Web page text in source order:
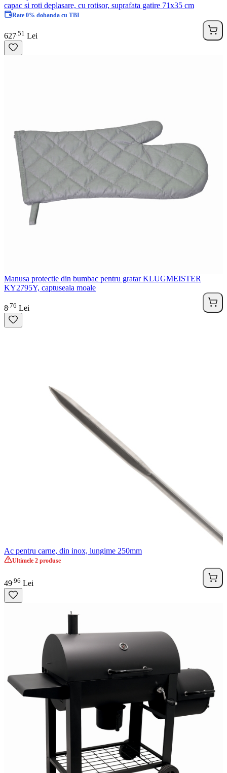
capac si roti deplasare, cu rotisor, suprafata gatire 71x35 cm
Rate 0% dobanda cu TBI
627 51 Lei
Manusa protectie din bumbac pentru gratar KLUGMEISTER
KY2795Y, captuseala moale
8 76 Lei
Ac pentru carne, din inox, lungime 250mm
Ultimele 2 produse
49 96 Lei